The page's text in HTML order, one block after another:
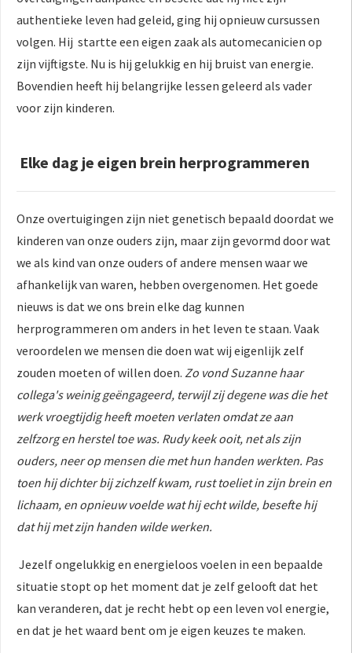
authentieke leven had geleid, ging hij opnieuw cursussen
volgen. Hij startte een eigen zaak als automecanicien op
zijn vijftigste. Nu is hij gelukkig en hij bruist van energie.
Bovendien heeft hij belangrijke lessen geleerd als vader
voor zijn kinderen.
Elke dag je eigen brein herprogrammeren
Onze overtuigingen zijn niet genetisch bepaald doordat we
kinderen van onze ouders zijn, maar zijn gevormd door wat
we als kind van onze ouders of andere mensen waar we
afhankelijk van waren, hebben overgenomen. Het goede
nieuws is dat we ons brein elke dag kunnen
herprogrammeren om anders in het leven te staan. Vaak
veroordelen we mensen die doen wat wij eigenlijk zelf
zouden moeten of willen doen. Zo vond Suzanne haar
collega's weinig geëngageerd, terwijl zij degene was die het
werk vroegtijdig heeft moeten verlaten omdat ze aan
zelfzorg en herstel toe was. Rudy keek ooit, net als zijn
ouders, neer op mensen die met hun handen werkten. Pas
toen hij dichter bij zichzelf kwam, rust toeliet in zijn brein en
lichaam, en opnieuw voelde wat hij echt wilde, besefte hij
dat hij met zijn handen wilde werken.
Jezelf ongelukkig en energieloos voelen in een bepaalde
situatie stopt op het moment dat je zelf gelooft dat het
kan veranderen, dat je recht hebt op een leven vol energie,
en dat je het waard bent om je eigen keuzes te maken.